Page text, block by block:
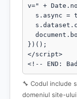
v=" +
})();
</script>
<!-- END:
🔧 Codul include
domeniul site-